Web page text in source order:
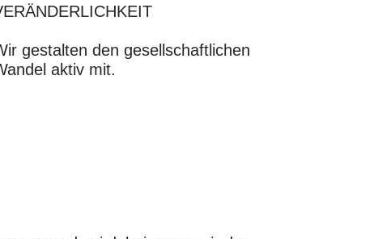
gestalten den gesellschaftlichen
aktiv mit.